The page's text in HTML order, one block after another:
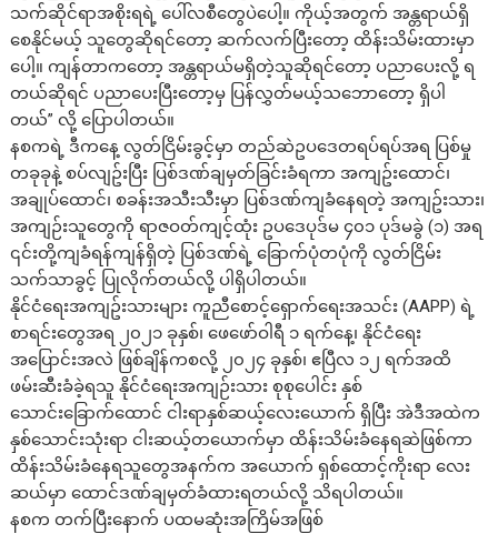
သက်ဆိုင်ရာအစိုးရရဲ့ ပေါ်လစီတွေပဲပေါ့။ ကိုယ့်အတွက် အန္တရာယ်ရှိ
စေနိုင်မယ့် သူတွေဆိုရင်တော့ ဆက်လက်ပြီးတော့ ထိန်းသိမ်းထားမှာ
ပေါ့။ ကျန်တာကတော့ အန္တရာယ်မရှိတဲ့သူဆိုရင်တော့ ပညာပေးလို့ ရ
တယ်ဆိုရင် ပညာပေးပြီးတော့မှ ပြန်လွှတ်မယ့်သဘောတော့ ရှိပါ
တယ်” လို့ ပြောပါတယ်။
နစကရဲ့ ဒီကနေ့ လွတ်ငြိမ်းခွင့်မှာ တည်ဆဲဥပဒေတရပ်ရပ်အရ ပြစ်မှု
တခုခုနဲ့ စပ်လျဥ်းပြီး ပြစ်ဒဏ်ချမှတ်ခြင်းခံရကာ အကျဥ်းထောင်၊
အချုပ်ထောင်၊ စခန်းအသီးသီးမှာ ပြစ်ဒဏ်ကျခံနေရတဲ့ အကျဥ်းသား၊
အကျဉ်းသူတွေကို ရာဇဝတ်ကျင့်ထုံး ဥပဒေပုဒ်မ ၄၀၁ ပုဒ်မခွဲ (၁) အရ
၎င်းတို့ကျခံရန်ကျန်ရှိတဲ့ ပြစ်ဒဏ်ရဲ့ ခြောက်ပုံတပုံကို လွတ်ငြိမ်း
သက်သာခွင့် ပြုလိုက်တယ်လို့ ပါရှိပါတယ်။
နိုင်ငံရေးအကျဥ်းသားများ ကူညီစောင့်ရှောက်ရေးအသင်း (AAPP) ရဲ့
စာရင်းတွေအရ ၂၀၂၁ ခုနှစ်၊ ဖေဖော်ဝါရီ ၁ ရက်နေ့၊ နိုင်ငံရေး
အပြောင်းအလဲ ဖြစ်ချိန်ကစလို့ ၂၀၂၄ ခုနှစ်၊ ဧပြီလ ၁၂ ရက်အထိ
ဖမ်းဆီးခံခဲ့ရသူ နိုင်ငံရေးအကျဉ်းသား စုစုပေါင်း နှစ်
သောင်းခြောက်ထောင် ငါးရာနှစ်ဆယ့်လေးယောက် ရှိပြီး အဲဒီအထဲက
နှစ်သောင်းသုံးရာ ငါးဆယ့်တယောက်မှာ ထိန်းသိမ်းခံနေရဆဲဖြစ်ကာ
ထိန်းသိမ်းခံနေရသူတွေအနက်က အယောက် ရှစ်ထောင့်ကိုးရာ လေး
ဆယ်မှာ ထောင်ဒဏ်ချမှတ်ခံထားရတယ်လို့ သိရပါတယ်။
နစက တက်ပြီးနောက် ပထမဆုံးအကြိမ်အဖြစ်